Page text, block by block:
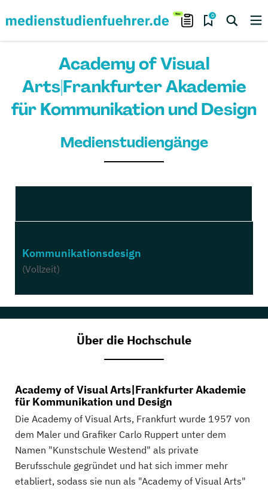
0
Academy of Visual
Arts|Frankfurter Akademie
für Kommunikation und Design
Medienstudiengänge
Kommunikationsdesign
(Vollzeit)
Über die Hochschule
Academy of Visual Arts|Frankfurter Akademie
für Kommunikation und Design
Die Academy of Visual Arts, Frankfurt wurde 1957 von
dem Maler und Grafiker Carlo Ruppert unter dem
Namen "Kunstschule Westend" als private
Berufsschule gegründet und hat sich immer mehr
etabliert, sodass sie nun als "Academy of Visual Arts"